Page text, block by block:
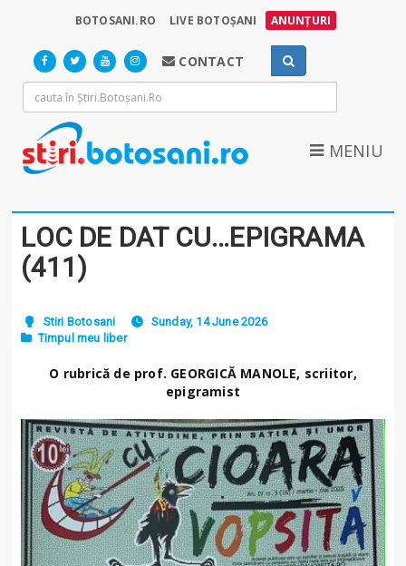
BOTOSANI.RO LIVE BOTOȘANI ANUNȚURI
CONTACT
MENIU
LOC DE DAT CU…EPIGRAMA
(411)
Stiri Botosani
Sunday, 14 June 2026
Timpul meu liber
O rubrică de prof. GEORGICĂ MANOLE, scriitor,
epigramist